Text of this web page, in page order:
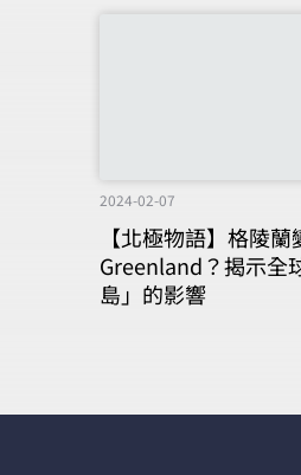
2024-02-07
【北極物語】格陵
Greenland？揭示全
島」的影響